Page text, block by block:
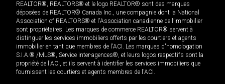
REALTOR®, REALTORS® et le logo REALTOR® sont des marques
déposées de REALTOR® Canada Inc., une compagnie dont la National
Association of REALTORS® et l'Association canadienne de l’immobilier
sont propriétaires. Les marques de commerce REALTOR® servent à
distinguer les services immobiliers offerts par les courtiers et agents
immobilier en tant que membres de l'ACI. Les marques d'homologation
S.I.A.® /MLS®, Service inter-agences®, et leurs logos respectifs sont la
propriété de l'ACI, et ils servent à identifier les services immobiliers que
fournissent les courtiers et agents membres de l'ACI.